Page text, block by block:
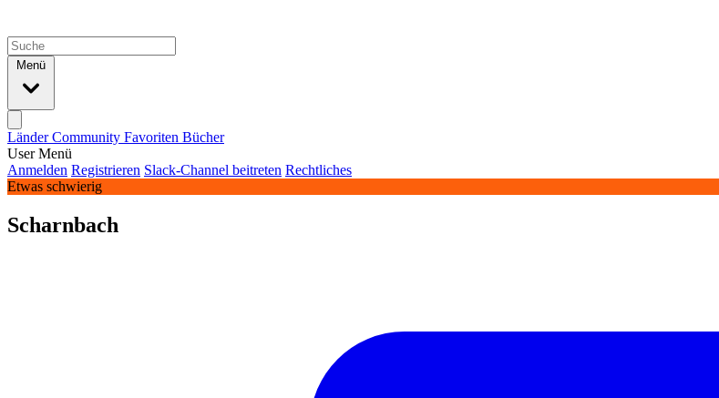
Menü
LänderCommunity Favoriten Bücher
User Menü
Anmelden Registrieren Slack-Channel beitreten Rechtliches
Etwas schwierig
Scharnbach